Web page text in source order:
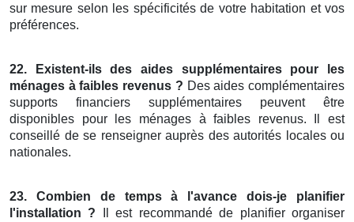
sur mesure selon les spécificités de votre habitation et vos
préférences.
22. Existent-ils des aides supplémentaires pour les
ménages à faibles revenus ? Des aides complémentaires
supports financiers supplémentaires peuvent être
disponibles pour les ménages à faibles revenus. Il est
conseillé de se renseigner auprès des autorités locales ou
nationales.
23. Combien de temps à l'avance dois-je planifier
l'installation ? Il est recommandé de planifier organiser